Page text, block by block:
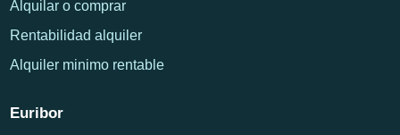
Alquilar o comprar
Rentabilidad alquiler
Alquiler minimo rentable
Euribor